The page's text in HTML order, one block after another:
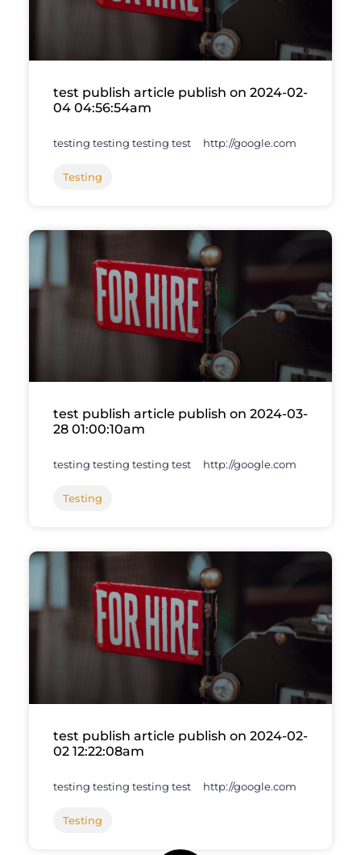
test publish article publish on 2024-02-
04 04:56:54am
testing testing testing test http://google.com
Testing
test publish article publish on 2024-03-
28 01:00:10am
testing testing testing test http://google.com
Testing
test publish article publish on 2024-02-
02 12:22:08am
testing testing testing test http://google.com
Testing